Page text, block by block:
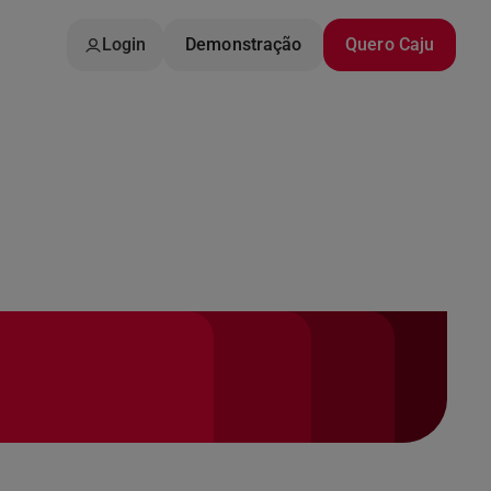
Login Demonstração Quero Caju